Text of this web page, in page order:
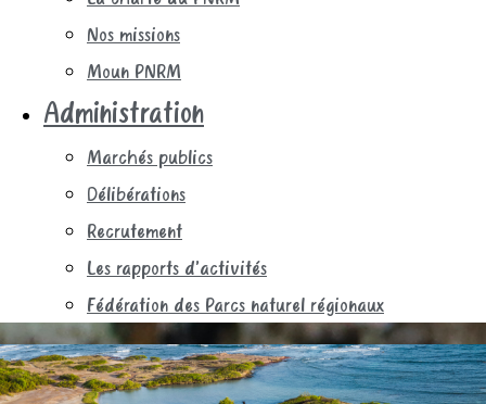
Nos missions
Moun PNRM
Administration
Marchés publics
Délibérations
Recrutement
Les rapports d’activités
Fédération des Parcs naturel régionaux